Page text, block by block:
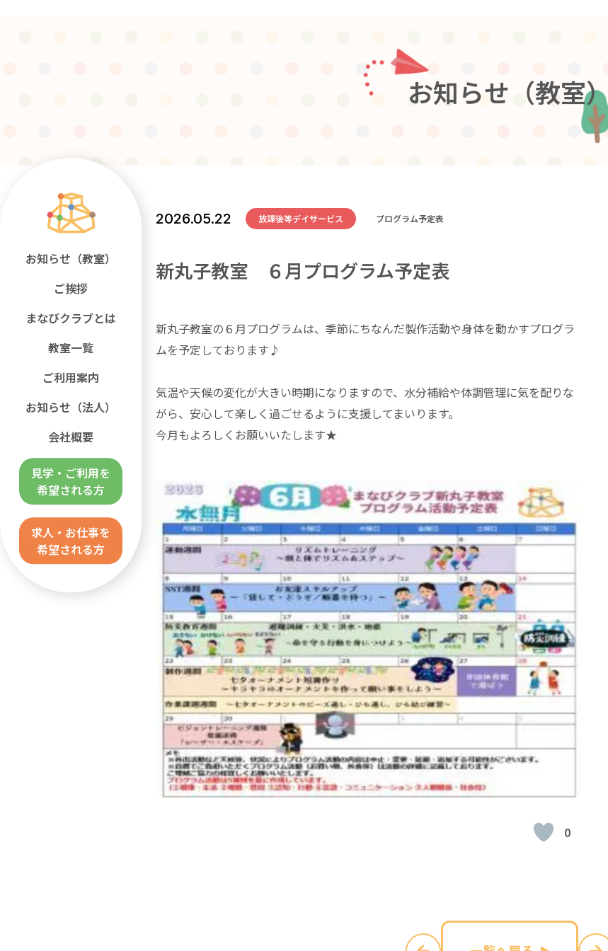
お知らせ（教室）
ご挨拶
まなびクラブとは
教室一覧
ご利用案内
お知らせ（法人）
会社概要
見学・ご利用を
希望される方
求人・お仕事を
希望される方
お知らせ （教室）
2026.05.22 放課後等デイサービス プログラム予定表
新丸子教室 ６月プログラム予定表
新丸子教室の６月プログラムは、季節にちなんだ製作活動や身体を動かすプログラ
ムを予定しております♪
気温や天候の変化が大きい時期になりますので、水分補給や体調管理に気を配りな
がら、安心して楽しく過ごせるように支援してまいります。
今月もよろしくお願いいたします★
0